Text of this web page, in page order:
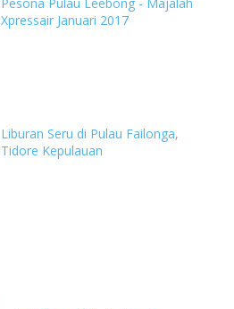
Xpressair Januari 2017
Liburan Seru di Pulau Failonga,
Tidore Kepulauan